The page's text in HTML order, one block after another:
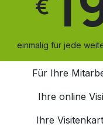
€
einmalig für jede
Für Ihre
Ihre online
Ihre